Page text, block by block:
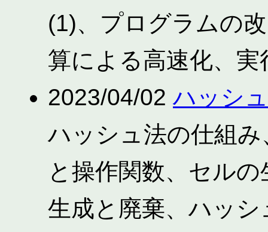
(1)、プログラムの
算による高速化、実
2023/04/02ハッシ
ハッシュ法の仕組
と操作関数、セル
生成と廃棄、ハッ